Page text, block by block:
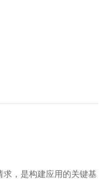
，是构建应用的关键基